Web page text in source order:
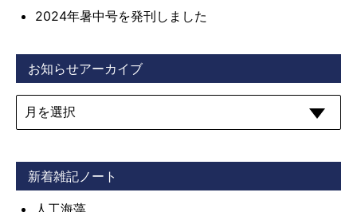
2024年暑中号を発刊しました
お知らせアーカイブ
新着雑記ノート
人工海藻